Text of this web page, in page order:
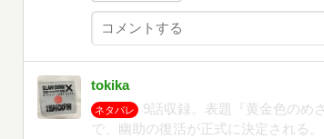
tokika
ネタバレ
9話収録。表題『黄金色の
で、幽助の復活が正式に決定される